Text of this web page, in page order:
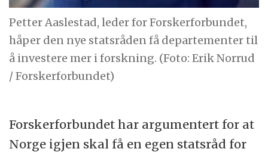
Petter Aaslestad, leder for Forskerforbundet,
håper den nye statsråden få departementer til
å investere mer i forskning. (Foto: Erik Norrud
/ Forskerforbundet)
Forskerforbundet har argumentert for at
Norge igjen skal få en egen statsråd for